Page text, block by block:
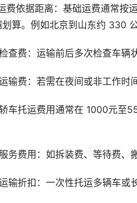
费依据距离：基础运费通常
算。例如北京到山东约 330
查费：运输前后多次检查车辆
输费：若需在夜间或非工作时
车托运费用通常在 1000元至
务费用：如拆装费、等待费、
输折扣：一次性托运多辆车或